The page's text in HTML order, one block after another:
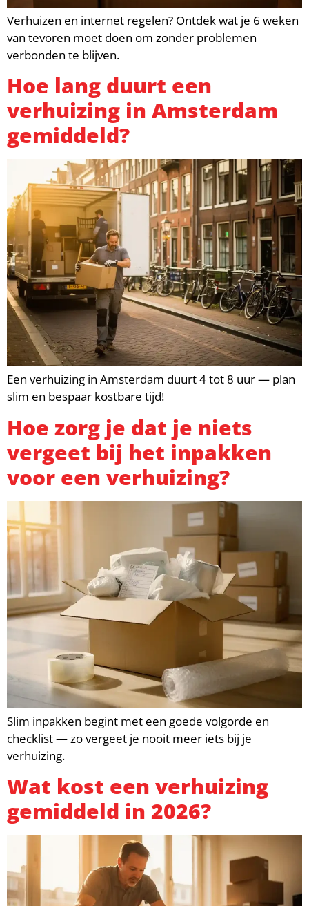
Verhuizen en internet regelen? Ontdek wat je 6 weken
van tevoren moet doen om zonder problemen
verbonden te blijven.
Hoe lang duurt een
verhuizing in Amsterdam
gemiddeld?
Een verhuizing in Amsterdam duurt 4 tot 8 uur — plan
slim en bespaar kostbare tijd!
Hoe zorg je dat je niets
vergeet bij het inpakken
voor een verhuizing?
Slim inpakken begint met een goede volgorde en
checklist — zo vergeet je nooit meer iets bij je
verhuizing.
Wat kost een verhuizing
gemiddeld in 2026?